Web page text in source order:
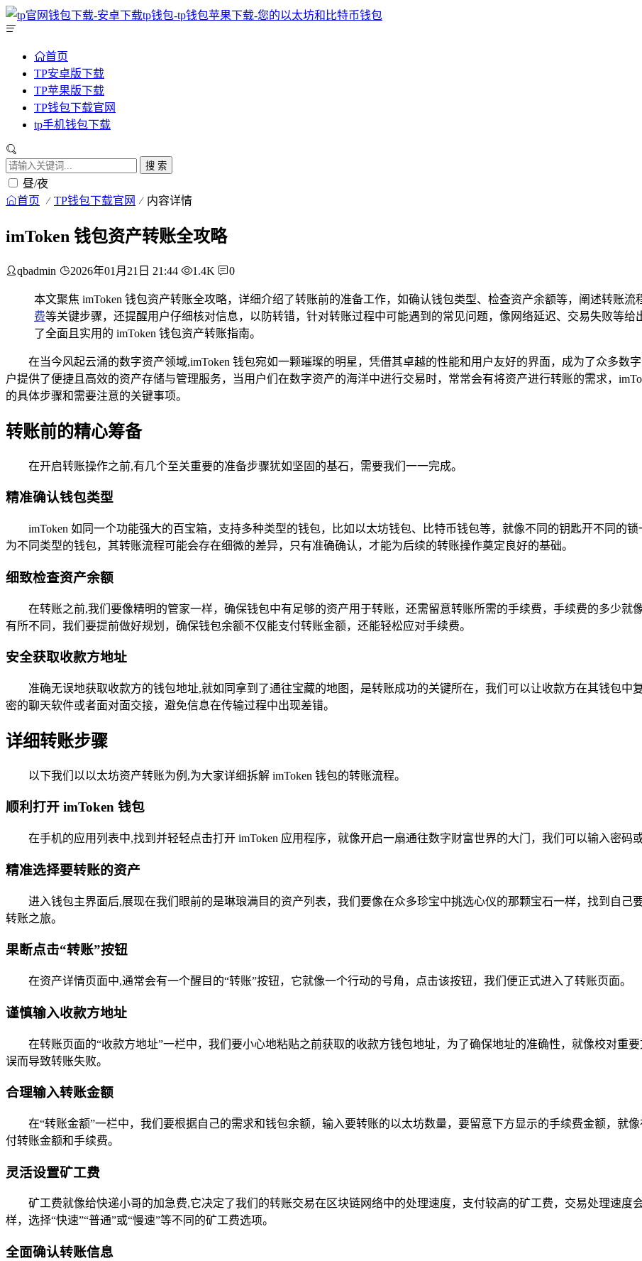
首页
TP安卓版下载
TP苹果版下载
TP钱包下载官网
tp手机钱包下载
搜 索
昼/夜
首页 TP钱包下载官网 内容详情
imToken 钱包资产转账全攻略
qbadmin 2026年01月21日 21:44 1.4K 0
本文聚焦 imToken 钱包资产转账全攻略，详细介绍了转账前的准备工作，如确认钱包类型、检查资产余额等，阐述转账
费等关键步骤，还提醒用户仔细核对信息，以防转错，针对转账过程中可能遇到的常见问题，像网络延迟、交易失败等
了全面且实用的 imToken 钱包资产转账指南。
在当今风起云涌的数字资产领域,imToken 钱包宛如一颗璀璨的明星，凭借其卓越的性能和用户友好的界面，成为了众多数
户提供了便捷且高效的资产存储与管理服务，当用户们在数字资产的海洋中进行交易时，常常会有将资产进行转账的需求，
的具体步骤和需要注意的关键事项。
转账前的精心筹备
在开启转账操作之前,有几个至关重要的准备步骤犹如坚固的基石，需要我们一一完成。
精准确认钱包类型
imToken 如同一个功能强大的百宝箱，支持多种类型的钱包，比如以太坊钱包、比特币钱包等，就像不同的钥匙开不同的
为不同类型的钱包，其转账流程可能会存在细微的差异，只有准确确认，才能为后续的转账操作奠定良好的基础。
细致检查资产余额
在转账之前,我们要像精明的管家一样，确保钱包中有足够的资产用于转账，还需留意转账所需的手续费，手续费的多少就
有所不同，我们要提前做好规划，确保钱包余额不仅能支付转账金额，还能轻松应对手续费。
安全获取收款方地址
准确无误地获取收款方的钱包地址,就如同拿到了通往宝藏的地图，是转账成功的关键所在，我们可以让收款方在其钱包中
密的聊天软件或者面对面交接，避免信息在传输过程中出现差错。
详细转账步骤
以下我们以以太坊资产转账为例,为大家详细拆解 imToken 钱包的转账流程。
顺利打开 imToken 钱包
在手机的应用列表中,找到并轻轻点击打开 imToken 应用程序，就像开启一扇通往数字财富世界的大门，我们可以输入密码
精准选择要转账的资产
进入钱包主界面后,展现在我们眼前的是琳琅满目的资产列表，我们要像在众多珍宝中挑选心仪的那颗宝石一样，找到自己
转账之旅。
果断点击“转账”按钮
在资产详情页面中,通常会有一个醒目的“转账”按钮，它就像一个行动的号角，点击该按钮，我们便正式进入了转账页面。
谨慎输入收款方地址
在转账页面的“收款方地址”一栏中，我们要小心地粘贴之前获取的收款方钱包地址，为了确保地址的准确性，就像校对重
误而导致转账失败。
合理输入转账金额
在“转账金额”一栏中，我们要根据自己的需求和钱包余额，输入要转账的以太坊数量，要留意下方显示的手续费金额，就
付转账金额和手续费。
灵活设置矿工费
矿工费就像给快递小哥的加急费,它决定了我们的转账交易在区块链网络中的处理速度，支付较高的矿工费，交易处理速
样，选择“快速”“普通”或“慢速”等不同的矿工费选项。
全面确认转账信息